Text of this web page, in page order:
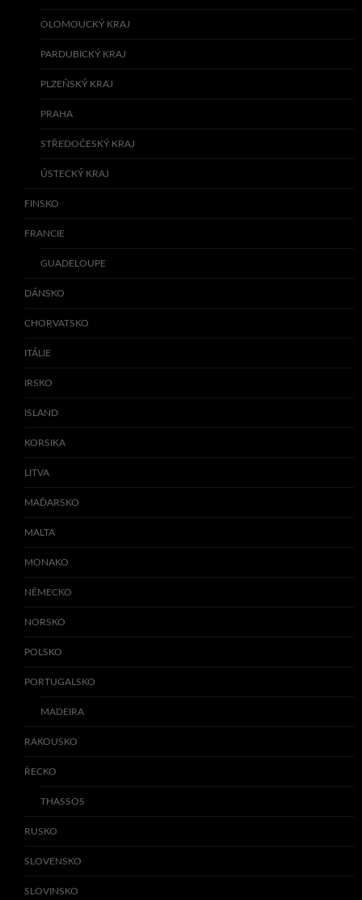
OLOMOUCKÝ KRAJ
PARDUBICKÝ KRAJ
PLZEŇSKÝ KRAJ
PRAHA
STŘEDOČESKÝ KRAJ
ÚSTECKÝ KRAJ
FINSKO
FRANCIE
GUADELOUPE
DÁNSKO
CHORVATSKO
ITÁLIE
IRSKO
ISLAND
KORSIKA
LITVA
MAĎARSKO
MALTA
MONAKO
NĚMECKO
NORSKO
POLSKO
PORTUGALSKO
MADEIRA
RAKOUSKO
ŘECKO
THASSOS
RUSKO
SLOVENSKO
SLOVINSKO